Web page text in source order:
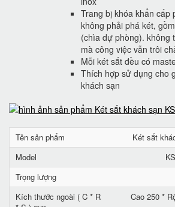
Trang bị khóa khẩn cấp
không phải phá két,
(chìa dự phòng). không
mà công việc vẫn trôi
Mỗi két sắt đều có
Thích hợp sử dụng cho
khách sạn
Tên sản phẩm
Két sắt
Model
Trọng lượng
Kích thước ngoài ( C * R
Cao 250 *